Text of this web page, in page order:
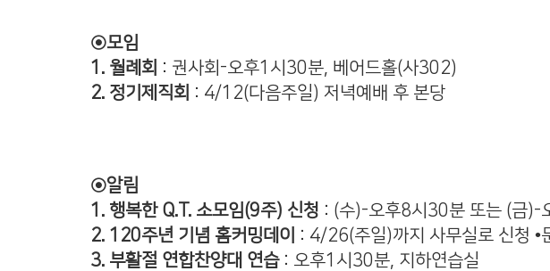
◉모임
1. 월례회 : 권사회-오후1시30분, 베어드홀(사302)
2. 정기제직회 : 4/12(다음주일) 저녁예배 후 본당
◉알림
1. 행복한 Q.T. 소모임(9주) 신청 : (수)-오후8시30분 또는 (금)-
2. 120주년 기념 홈커밍데이 : 4/26(주일)까지 사무실로 신청
3. 부활절 연합찬양대 연습 : 오후1시30분, 지하연습실